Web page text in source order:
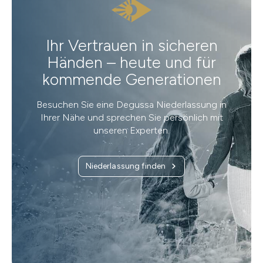
Ihr Vertrauen in sicheren
Händen – heute und für
kommende Generationen
Besuchen Sie eine Degussa Niederlassung in
Ihrer Nähe und sprechen Sie persönlich mit
unseren Experten.
Niederlassung finden